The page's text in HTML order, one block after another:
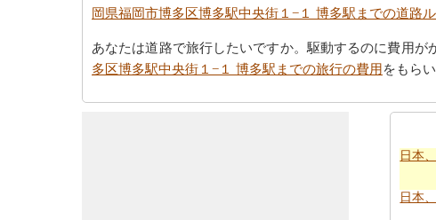
岡県福岡市博多区博多駅中央街１−１ 博多駅までの道路
あなたは道路で旅行したいですか。駆動するのに費用
多区博多駅中央街１−１ 博多駅までの旅行の費用をもらい
日本
日本